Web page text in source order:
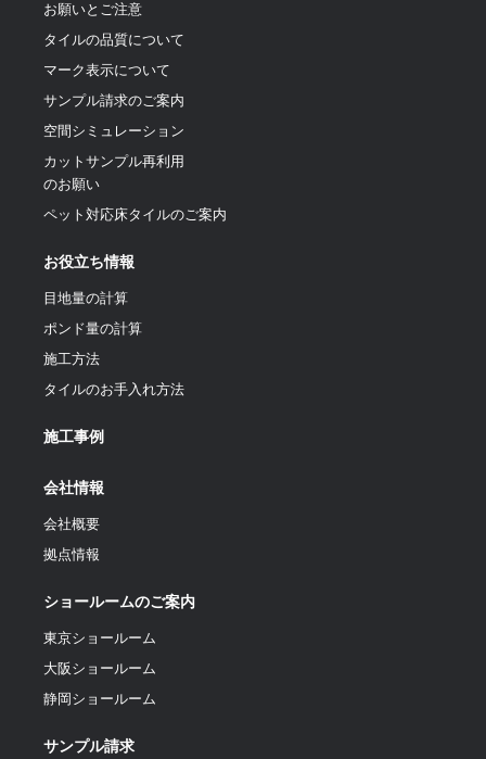
お願いとご注意
タイルの品質について
マーク表示について
サンプル請求のご案内
空間シミュレーション
カットサンプル再利用
のお願い
ペット対応床タイルのご案内
お役立ち情報
目地量の計算
ポンド量の計算
施工方法
タイルのお手入れ方法
施工事例
会社情報
会社概要
拠点情報
ショールームのご案内
東京ショールーム
大阪ショールーム
静岡ショールーム
サンプル請求